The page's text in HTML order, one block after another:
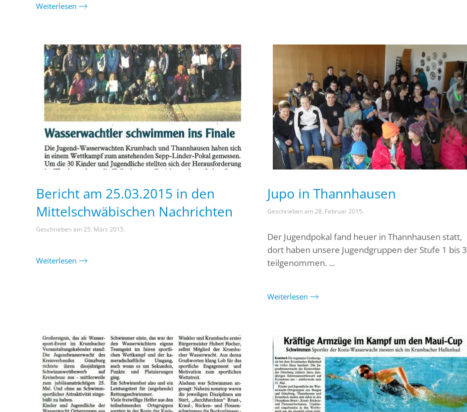
Weiterlesen
Bericht am 25.03.2015 in den
Mittelschwäbischen Nachrichten
Geschrieben am 25. März 2015.
Weiterlesen
Jupo in Thannhausen
Geschrieben am 28. Februar 2015.
Der Jugendpokal fand heuer in Thannhausen statt,
dort haben unsere Jugendgruppen der Stufe 1 bis 3
teilgenommen. ...
Weiterlesen